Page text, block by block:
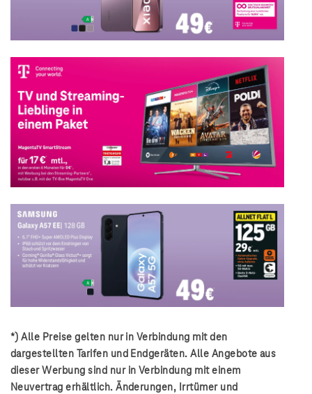
*) Alle Preise gelten nur in Verbindung mit den
dargestellten Tarifen und Endgeräten. Alle Angebote aus
dieser Werbung sind nur in Verbindung mit einem
Neuvertrag erhältlich. Änderungen, Irrtümer und